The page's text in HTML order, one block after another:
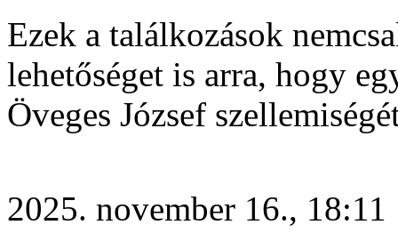
Ezek a találkozások
lehetőséget is arra, hogy
Öveges József
2025. november 16., 18:11